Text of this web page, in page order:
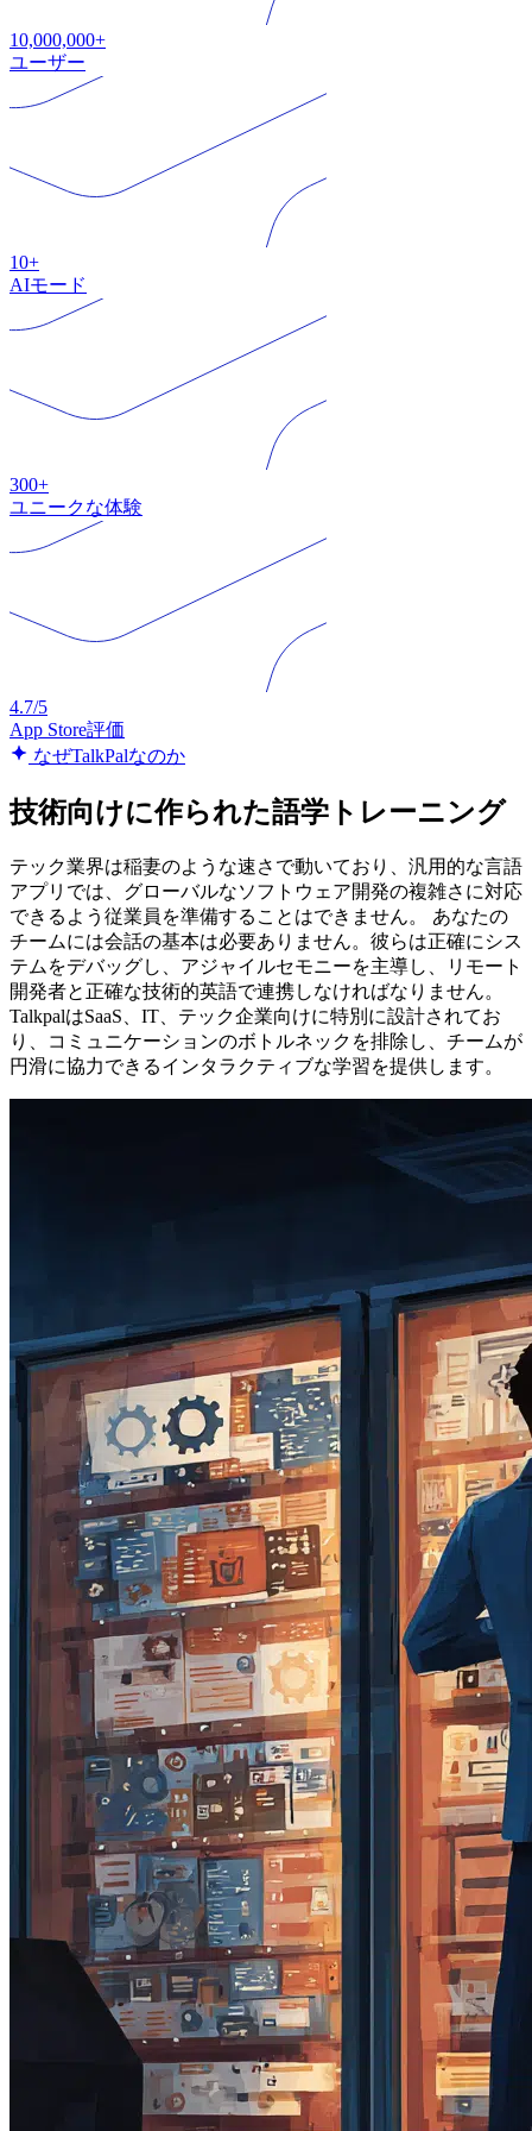
10,000,000+
ユーザー
10+
AIモード
300+
ユニークな体験
4.7/5
App Store評価
なぜTalkPalなのか
技術向けに作られた語学トレーニング
テック業界は稲妻のような速さで動いており、汎用的な言語
アプリでは、グローバルなソフトウェア開発の複雑さに対応
できるよう従業員を準備することはできません。 あなたの
チームには会話の基本は必要ありません。彼らは正確にシス
テムをデバッグし、アジャイルセモニーを主導し、リモート
開発者と正確な技術的英語で連携しなければなりません。
TalkpalはSaaS、IT、テック企業向けに特別に設計されてお
り、コミュニケーションのボトルネックを排除し、チームが
円滑に協力できるインタラクティブな学習を提供します。